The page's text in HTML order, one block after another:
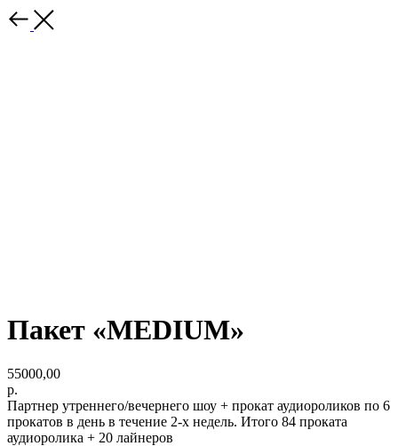
Пакет «MEDIUM»
55000,00
р.
Партнер утреннего/вечернего шоу + прокат аудиороликов по 6
прокатов в день в течение 2-х недель. Итого 84 проката
аудиоролика + 20 лайнеров